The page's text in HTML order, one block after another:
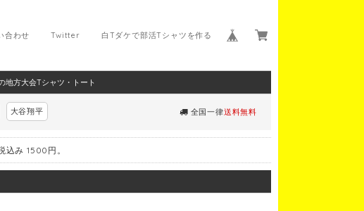
白Tダケで部活Tシャツを作る
Twitter
合わせ
地方大会Tシャツ・トート
大谷翔平 全国一律送料無料
み 1500円。